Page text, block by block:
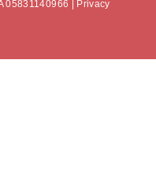
05831140966 |
Privacy